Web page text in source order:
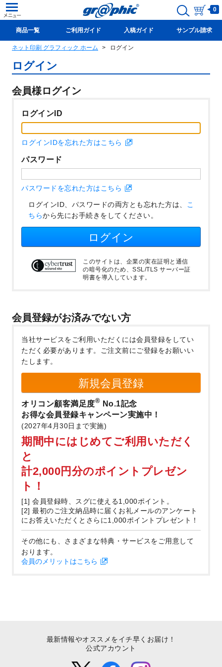
0
商品一覧 ご利用ガイド 入稿ガイド サンプル請求
新規会員登録(無料)
ネット印刷 グラフィック ホーム ログイン
ログイン
会員様ログイン
ログインID
ログインIDを忘れた方はこちら
パスワード
パスワードを忘れた方はこちら
ログインID、パスワードの両方とも忘れた方は、 こ
ちらから先にお手続きをしてください。
ログイン
このサイトは、企業の実在証明と通信
の暗号化のため、SSL/TLS サーバー証
明書を導入しています。
会員登録がお済みでない方
当社サービスをご利用いただくには会員登録をしてい
ただく必要があります。
ご注文前にご登録をお願いい
たします。
新規会員登録
オリコン顧客満足度® No.1記念
お得な会員登録キャンペーン実施中！
(2027年4月30日まで実施)
期間中にはじめてご利用いただく
と
計2,000円分のポイントプレゼン
ト！
[1] 会員登録時、スグに使える1,000ポイント。
[2] 最初のご注文納品時に届くお礼メールのアンケート
にお答えいただくとさらに1,000ポイントプレゼント！
その他にも、さまざまな特典・サービスをご用意して
おります。
会員のメリットはこちら
最新情報やオススメをイチ早くお届け！
公式アカウント